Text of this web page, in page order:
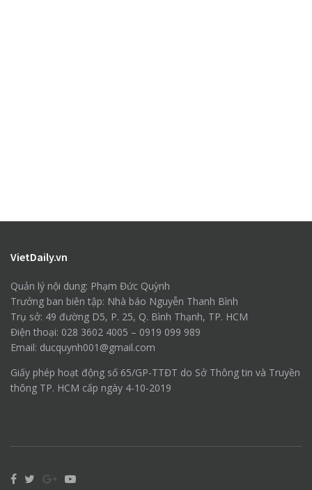
VietDaily.vn
Quản lý nội dung: Phạm Đức Quỳnh
Trưởng ban biên tập: Nhà báo Nguyễn Thanh Bình
Trụ sở: 49 đường D5, P. 25, Q. Bình Thạnh, TP. HCM
Điện thoại: 028 3602 4005 – 0919 099 989
Email: ducquynh001@gmail.com
Giấy phép hoạt động số 65/GP-TTĐT do Sở Thông tin và Truyền
thông TP. HCM cấp ngày 4-10-2019